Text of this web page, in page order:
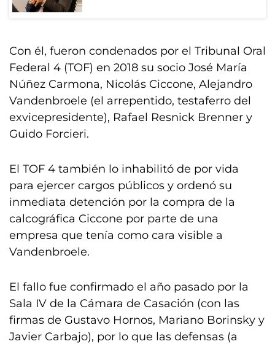
Con él, fueron condenados por el Tribunal Oral
Federal 4 (TOF) en 2018 su socio José María
Núñez Carmona, Nicolás Ciccone, Alejandro
Vandenbroele (el arrepentido, testaferro del
exvicepresidente), Rafael Resnick Brenner y
Guido Forcieri.
El TOF 4 también lo inhabilitó de por vida
para ejercer cargos públicos y ordenó su
inmediata detención por la compra de la
calcográfica Ciccone por parte de una
empresa que tenía como cara visible a
Vandenbroele.
El fallo fue confirmado el año pasado por la
Sala IV de la Cámara de Casación (con las
firmas de Gustavo Hornos, Mariano Borinsky y
Javier Carbajo), por lo que las defensas (a